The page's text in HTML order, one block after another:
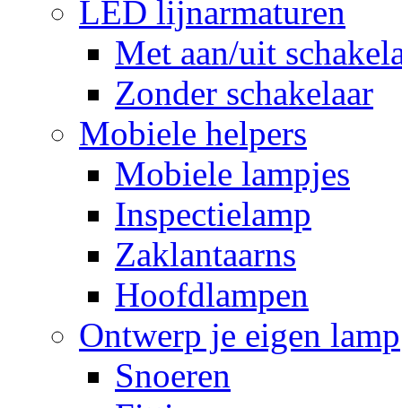
LED lijnarmaturen
Met aan/uit
Zonder schakelaar
Mobiele helpers
Mobiele lampjes
Inspectielamp
Zaklantaarns
Hoofdlampen
Ontwerp je eigen lamp
Snoeren